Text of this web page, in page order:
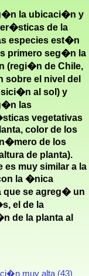
la ubicaci�n y
de la
especies est�n
primero seg�n la
(regi�n de Chile,
sobre el nivel del
al sol) y
las
vegetativas
color de los
de los
de planta).
es muy similar a la
la �nica
que se agreg� un
el de la
de la planta al
muy alta (43)